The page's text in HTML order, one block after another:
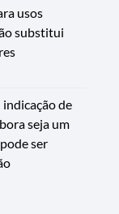
usos
substitui
de
seja um
ser